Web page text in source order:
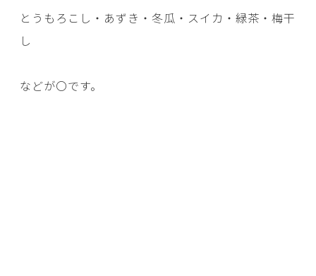
とうもろこし・あずき・冬瓜・スイカ・緑茶・梅干
し
などが〇です。